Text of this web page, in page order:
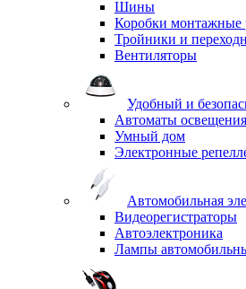
Шины
Коробки монтажные
Тройники и
Вентиляторы
Удобный и
Автоматы освещения
Умный дом
Электронные
Автомобильная
Видеорегистраторы
Автоэлектроника
Лампы